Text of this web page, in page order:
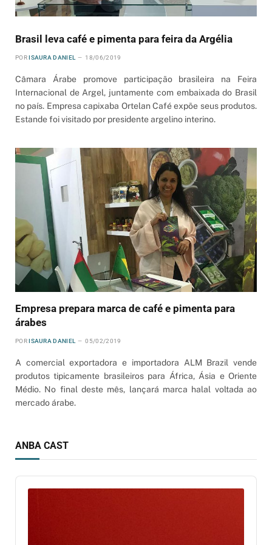
Brasil leva café e pimenta para feira da Argélia
POR ISAURA DANIEL 18/06/2019
Câmara Árabe promove participação brasileira na Feira
Internacional de Argel, juntamente com embaixada do Brasil
no país. Empresa capixaba Ortelan Café expõe seus produtos.
Estande foi visitado por presidente argelino interino.
Empresa prepara marca de café e pimenta para
árabes
POR ISAURA DANIEL 05/02/2019
A comercial exportadora e importadora ALM Brazil vende
produtos tipicamente brasileiros para África, Ásia e Oriente
Médio. No final deste mês, lançará marca halal voltada ao
mercado árabe.
ANBA CAST
Audio
Player